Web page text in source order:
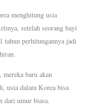
menghitung usia
setelah seorang bayi
tahun perhitungannya jadi
mereka baru akan
usia dalam Korea bisa
dari umur biasa.